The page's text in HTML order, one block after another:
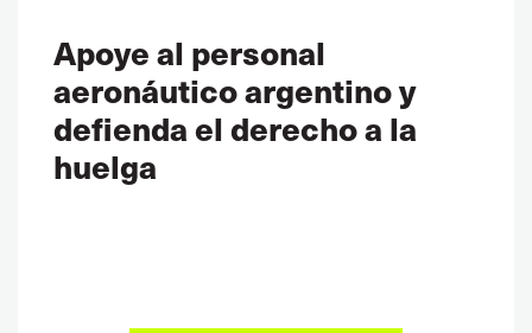
Apoye al personal
aeronáutico argentino y
defienda el derecho a la
huelga